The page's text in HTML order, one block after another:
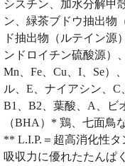
シスチン、加水分解甲
ン、緑茶ブドウ抽出物
ド抽出物（ルテイン源
ンドロイチン硫酸源）
Mn、Fe、Cu、I、Se）
ル、E、ナイアシン、C
B1、B2、葉酸、A、ビ
（BHA）* 鶏、七面鳥
** L.I.P.＝超高消化性
吸収力に優れたたん